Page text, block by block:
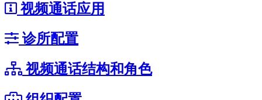
视频通话应用
诊所配置
视频通话结构和角色